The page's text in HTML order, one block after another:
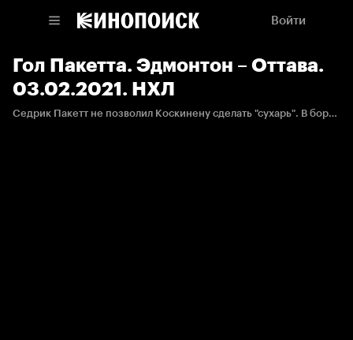
Войти
Гол Пакетта. Эдмонтон – Оттава.
03.02.2021. НХЛ
Седрик Пакетт не позволил Коскинену сделать "сухарь". В борьбе с защитником он отправил шайбу в ворота.